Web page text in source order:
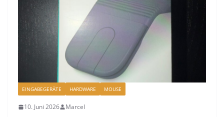
EINGABEGERÄTE HARDWARE MOUSE
10. Juni 2026 Marcel